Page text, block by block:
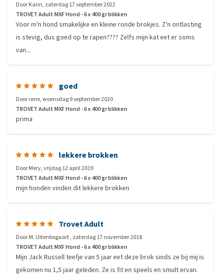
DoorKarin, zaterdag 17 september 2022
TROVET Adult MXF Hond - 6 x 400 gr blikken
Voor m'n hond smakelijke en kleine ronde brokjes. Z'n ontlasting
is stevig, dus goed op te rapen???? Zelfs mijn kat eet er soms
van...
goed
Doorrene,woensdag 9 september 2020
TROVET Adult MXF Hond - 6 x 400 gr blikken
prima
lekkere brokken
DoorMery,vrijdag 12 april 2019
TROVET Adult MXF Hond - 6 x 400 gr blikken
mijn honden vinden dit lekkere brokken
Trovet Adult
DoorM. Uitenbogaart, zaterdag 17 november 2018
TROVET Adult MXF Hond - 6 x 400 gr blikken
Mijn Jack Russell teefje van 5 jaar eet deze brok sinds ze bij mij is
gekomen nu 1,5 jaar geleden. Ze is fit en speels en smult ervan.